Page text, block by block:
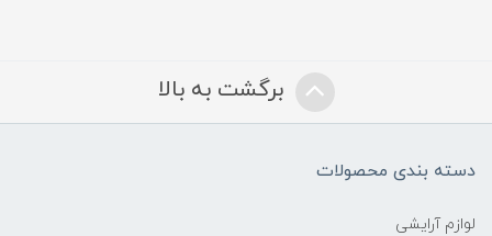
برگشت به بالا
دسته بندی محصولات
لوازم آرایشی